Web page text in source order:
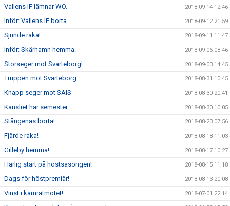
Vallens IF lämnar WO. 2018-09-14 12:46
Inför: Vallens IF borta. 2018-09-12 21:59
Sjunde raka! 2018-09-11 11:47
Inför: Skärhamn hemma. 2018-09-06 08:46
Storseger mot Svarteborg! 2018-09-03 14:45
Truppen mot Svarteborg 2018-08-31 10:45
Knapp seger mot SAIS 2018-08-30 20:41
Kansliet har semester. 2018-08-30 10:05
Stångenäs borta! 2018-08-23 07:56
Fjärde raka! 2018-08-18 11:03
Gilleby hemma! 2018-08-17 10:27
Härlig start på höstsäsongen! 2018-08-15 11:18
Dags för höstpremiär! 2018-08-13 20:08
Vinst i kamratmötet! 2018-07-01 22:14